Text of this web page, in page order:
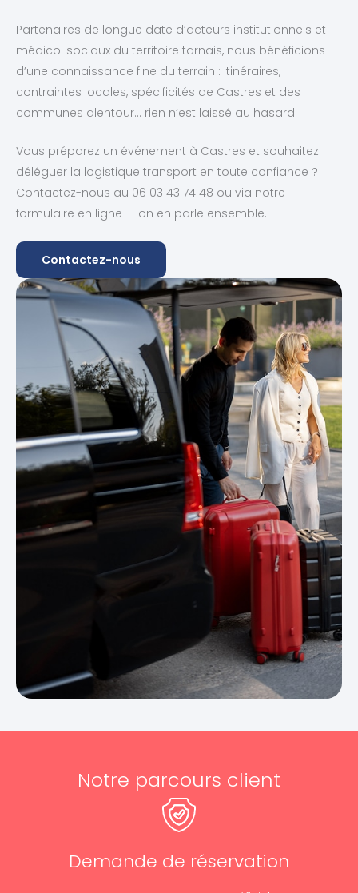
Partenaires de longue date d’acteurs institutionnels et
médico-sociaux du territoire tarnais, nous bénéficions
d’une connaissance fine du terrain : itinéraires,
contraintes locales, spécificités de Castres et des
communes alentour… rien n’est laissé au hasard.
Vous préparez un événement à Castres et souhaitez
déléguer la logistique transport en toute confiance ?
Contactez-nous au 06 03 43 74 48 ou via notre
formulaire en ligne — on en parle ensemble.
Contactez-nous
Notre parcours client
Demande de réservation